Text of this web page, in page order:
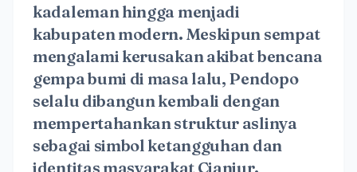
kadaleman hingga menjadi
kabupaten modern. Meskipun sempat
mengalami kerusakan akibat bencana
gempa bumi di masa lalu, Pendopo
selalu dibangun kembali dengan
mempertahankan struktur aslinya
sebagai simbol ketangguhan dan
identitas masyarakat Cianjur.